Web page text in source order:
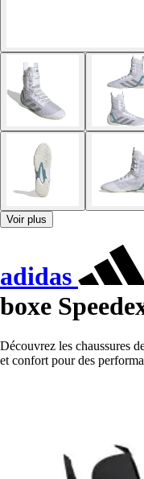
Voir plus
adidas
boxe
Découvrez les chaussures
et confort pour des